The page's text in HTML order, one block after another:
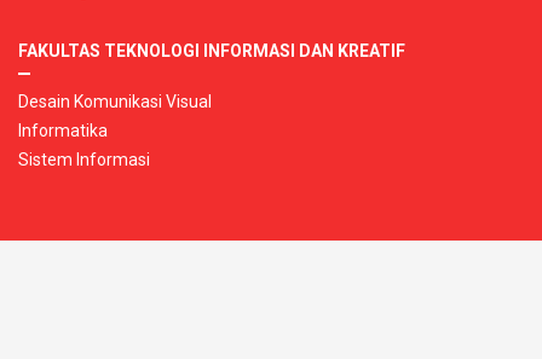
FAKULTAS TEKNOLOGI INFORMASI DAN KREATIF
Desain Komunikasi Visual
Informatika
Sistem Informasi